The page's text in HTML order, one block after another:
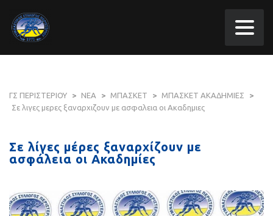
ΓΣ ΠΕΡΙΣΤΕΡΙΟΥ > ΝΕΑ > ΜΠΑΣΚΕΤ > ΜΠΑΣΚΕΤ ΑΚΑΔΗΜΙΕΣ
>
Σε λιγες μερες ξαναρχιζουν με ασφαλεια οι Ακαδημιες
Σε λίγες μέρες ξαναρχίζουν με
ασφάλεια οι Ακαδημίες